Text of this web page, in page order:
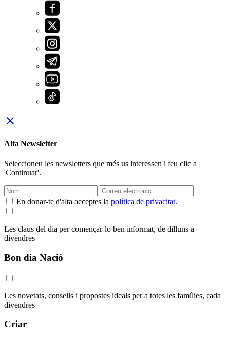
close
Alta Newsletter
Seleccioneu les newsletters que més us interessen i feu clic a
'Continuar'.
En donar-te d'alta acceptes la política de privacitat.
Les claus del dia per començar-lo ben informat, de dilluns a
divendres
Bon dia Nació
Les novetats, consells i propostes ideals per a totes les famílies, cada
divendres
Criar